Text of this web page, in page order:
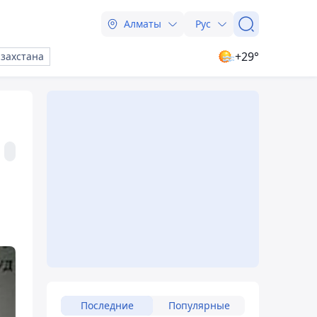
Алматы Рус
+29°
Последние Популярные